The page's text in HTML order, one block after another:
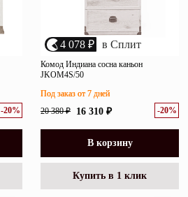
-20%
4 078 ₽ в Сплит
Комод Индиана сосна каньон
JKOM4S/50
20 380 ₽ 16 310 ₽ -20%
Под заказ от 7 дней
В корзину
Купить в 1 клик